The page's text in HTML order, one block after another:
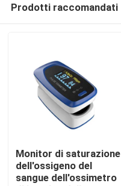
Prodotti
Prodotti raccomandati
Monitor di saturazione
dell'ossigeno del
sangue dell'ossimetro